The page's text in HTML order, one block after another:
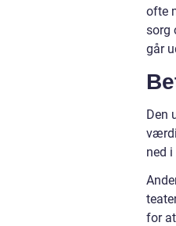
ofte
sorg
går
Den
ned
for